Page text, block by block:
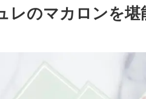
レのマカロンを